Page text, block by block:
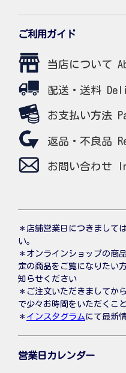
ご利用ガイド
当店について
配送・送料
お支払い方法
返品・不良品
お問い合わせ
＊店舗営業日につきまして
い。
＊オンラインショップの商
定の商品をご覧になりたい
知らせください
＊ご注文いただきましてか
で少々お時間をいただくこ
＊ インスタグラム にて最新
営業日カレンダー